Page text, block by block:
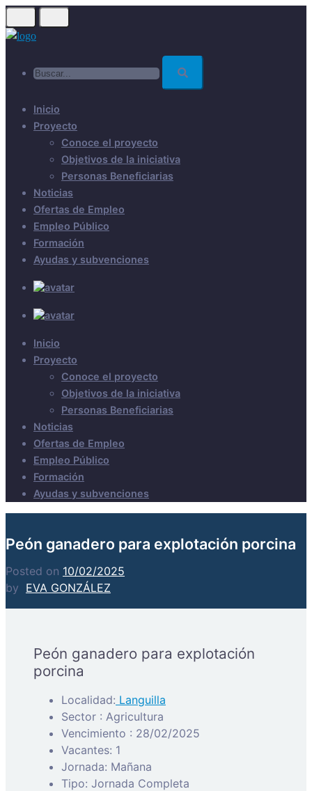
Skip
to
Inicio
Proyecto
Conoce el proyecto
Objetivos de la iniciativa
Personas Beneficiarias
Noticias
Ofertas de Empleo
Empleo Público
Formación
Ayudas y subvenciones
Inicio
Proyecto
Conoce el proyecto
Objetivos de la iniciativa
Personas Beneficiarias
Noticias
Ofertas de Empleo
Empleo Público
Formación
Ayudas y subvenciones
Peón ganadero para explotación porcina
Posted on 10/02/2025
by EVA GONZÁLEZ
Peón ganadero para explotación
porcina
Localidad: Languilla
Sector : Agricultura
Vencimiento : 28/02/2025
Vacantes: 1
Jornada: Mañana
Tipo: Jornada Completa